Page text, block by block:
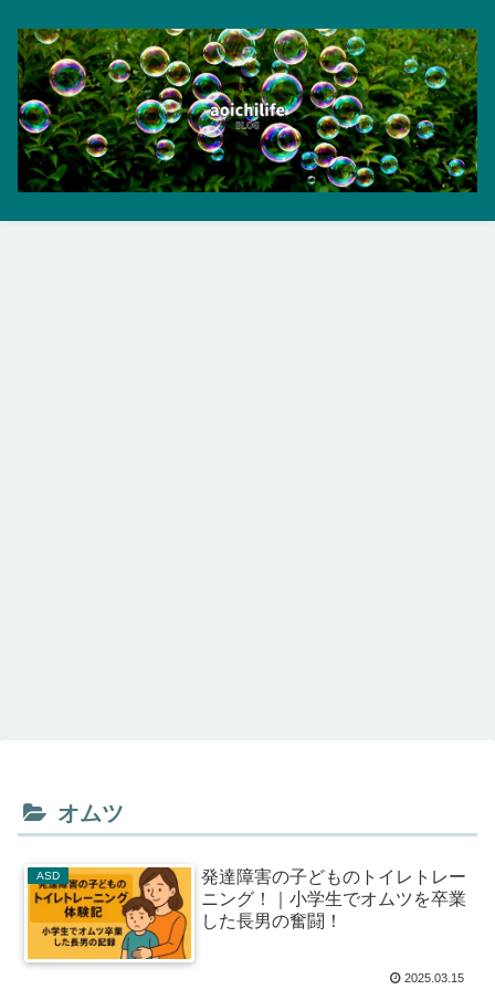
オムツ
ASD
発達障害の子どものトイレトレー
ニング！｜小学生でオムツを卒業
した長男の奮闘！
2025.03.15